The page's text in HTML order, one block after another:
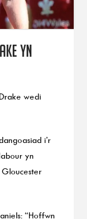
yn
wedi
i’r
yn
“Hoffwn